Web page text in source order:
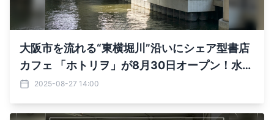
大阪市を流れる“東横堀川”沿いにシェア型書店
カフェ 「ホトリヲ」が8月30日オープン！水辺
再生の拠点を目指す
2025-08-27 14:00